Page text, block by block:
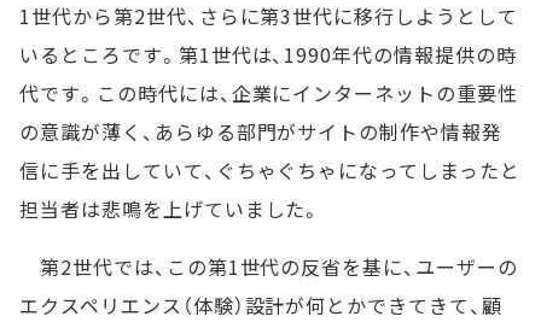
1世代から第2世代、さらに第3世代に移行しようとして
いるところです。第1世代は、1990年代の情報提供の時
代です。この時代には、企業にインターネットの重要性
の意識が薄く、あらゆる部門がサイトの制作や情報発
信に手を出していて、ぐちゃぐちゃになってしまったと
担当者は悲鳴を上げていました。
第2世代では、この第1世代の反省を基に、ユーザーの
エクスペリエンス（体験）設計が何とかできてきて、顧